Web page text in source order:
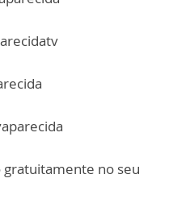
gratuitamente no seu